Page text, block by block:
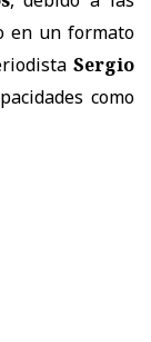
en un formato
Sergio
como